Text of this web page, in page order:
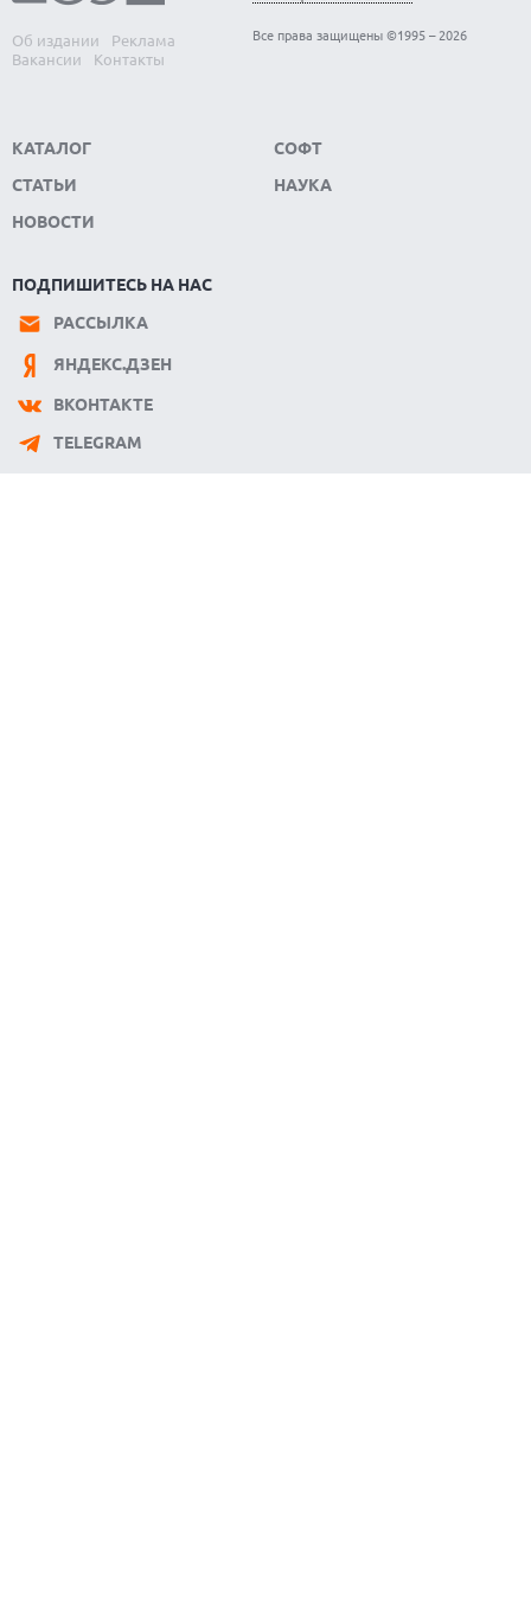
08.08.2026
SUNO ВНЕДРЯЕТ ВОДЯНЫЕ ЗНАКИ ДЛЯ AI-ТРЕКОВ НА
ФОНЕ СУДЕБНЫХ РАЗБИРАТЕЛЬСТВ
Об издании
Реклама
Вакансии
Контакты
Все права защищены ©1995 – 2026
КАТАЛОГ
СТАТЬИ
НОВОСТИ
СОФТ
НАУКА
ПОДПИШИТЕСЬ НА НАС
РАССЫЛКА
ЯНДЕКС.ДЗЕН
ВКОНТАКТЕ
TELEGRAM